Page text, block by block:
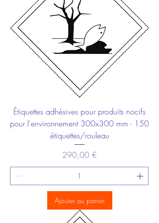
Étiquettes adhésives pour produits nocifs
pour l'environnement 300x300 mm - 150
étiquettes/rouleau
Prix
290,00 €
Ajouter au panier